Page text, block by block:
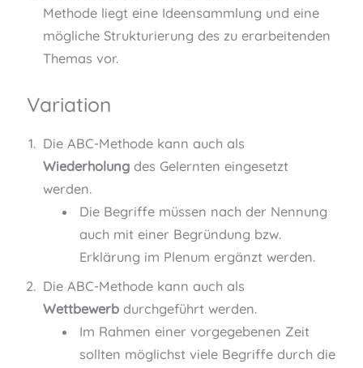
Methode liegt eine Ideensammlung und eine
mögliche Strukturierung des zu erarbeitenden
Themas vor.
Variation
Die ABC-Methode kann auch als
Wiederholung des Gelernten eingesetzt
werden.
Die Begriffe müssen nach der Nennung
auch mit einer Begründung bzw.
Erklärung im Plenum ergänzt werden.
Die ABC-Methode kann auch als
Wettbewerb durchgeführt werden.
Im Rahmen einer vorgegebenen Zeit
sollten möglichst viele Begriffe durch die